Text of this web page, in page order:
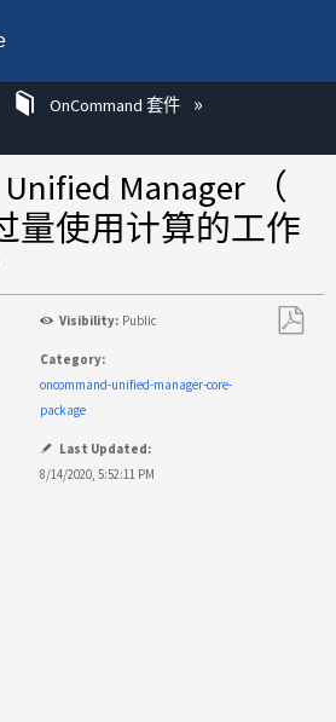
层次OnCommand 套件
Manager （
量使用计算的工作
Visibility: Public
Category:
oncommand-unified-manager-core-
package
Last Updated:
8/14/2020, 5:52:11 PM